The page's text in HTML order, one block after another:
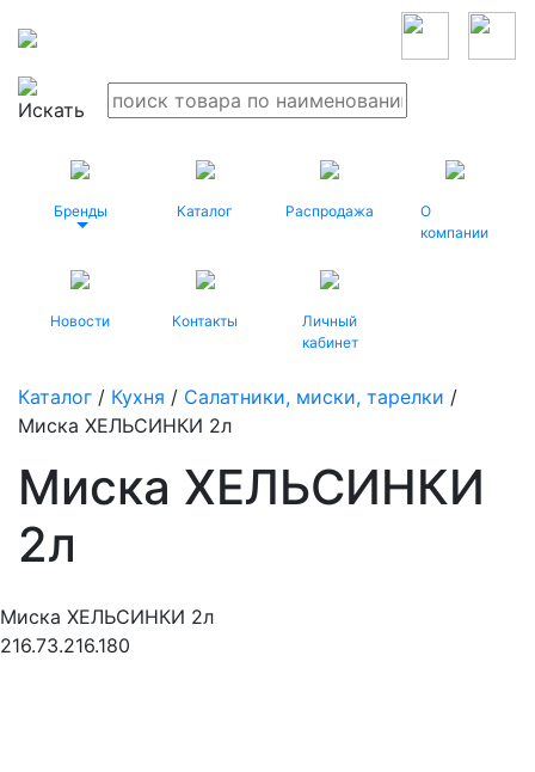
Бренды Каталог Распродажа
О
компании
Новости Контакты
Личный
кабинет
Каталог / Кухня / Салатники, миски, тарелки /
Миска ХЕЛЬСИНКИ 2л
Миска ХЕЛЬСИНКИ
2л
Миска ХЕЛЬСИНКИ 2л
216.73.216.180